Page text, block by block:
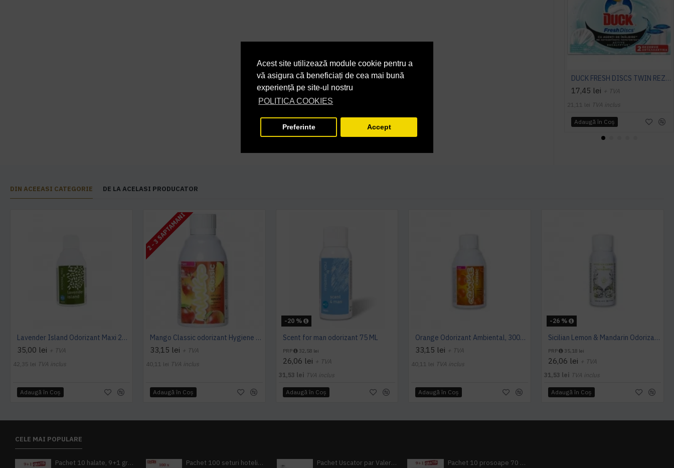
Acest site utilizează module cookie pentru a
vă asigura că beneficiați de cea mai bună
experiență pe site-ul nostru
POLITICA COOKIES
Preferinte Accept
DUCK FRESH DISCS TWIN REZ.EUCALYPT
17,45 lei + TVA
21,11 lei TVA inclus
Adaugă în Coş
DIN ACEEASI CATEGORIE DE LA ACELASI PRODUCATOR
Lavender Island Odorizant Maxi 243ml Hygiene4You
35,00 lei + TVA
42,35 lei TVA inclus
Adaugă în Coş
2 - 3 SAPTAMANI
Mango Classic odorizant Hygiene 4 You
33,15 lei + TVA
40,11 lei TVA inclus
Adaugă în Coş
-20 %
Scent for man odorizant 75 ML
PRP 32,58 lei
26,06 lei + TVA
31,53 lei TVA inclus
Adaugă în Coş
Orange Odorizant Ambiental, 3000 utilizari - 163mc, Hygiene Vision
33,15 lei + TVA
40,11 lei TVA inclus
Adaugă în Coş
-26 %
Sicilian Lemon & Mandarin Odorizant MINI, Hygiene 4 You
PRP 35,18 lei
26,06 lei + TVA
31,53 lei TVA inclus
Adaugă în Coş
CELE MAI POPULARE
Pachet 10 halate, 9+1 gratuit Pachet 100 seturi hoteliere, set dentar, set barbierit, casca de dus, pila unghii, set cusut Pachet Uscator par Valera Action Super Plus + GRATUIT Sampon si gel de dus Tork Pachet 10 prosoape 70 x 140cm 9 + 1 gratuit